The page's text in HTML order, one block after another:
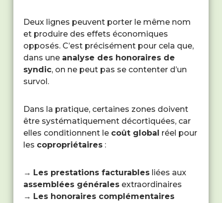
Deux lignes peuvent porter le même nom
et produire des effets économiques
opposés. C’est précisément pour cela que,
dans une analyse des honoraires de
syndic, on ne peut pas se contenter d’un
survol.
Dans la pratique, certaines zones doivent
être systématiquement décortiquées, car
elles conditionnent le coût global réel pour
les copropriétaires:
→ Les prestations facturablesliées aux
assemblées généralesextraordinaires
→ Les honoraires complémentaires